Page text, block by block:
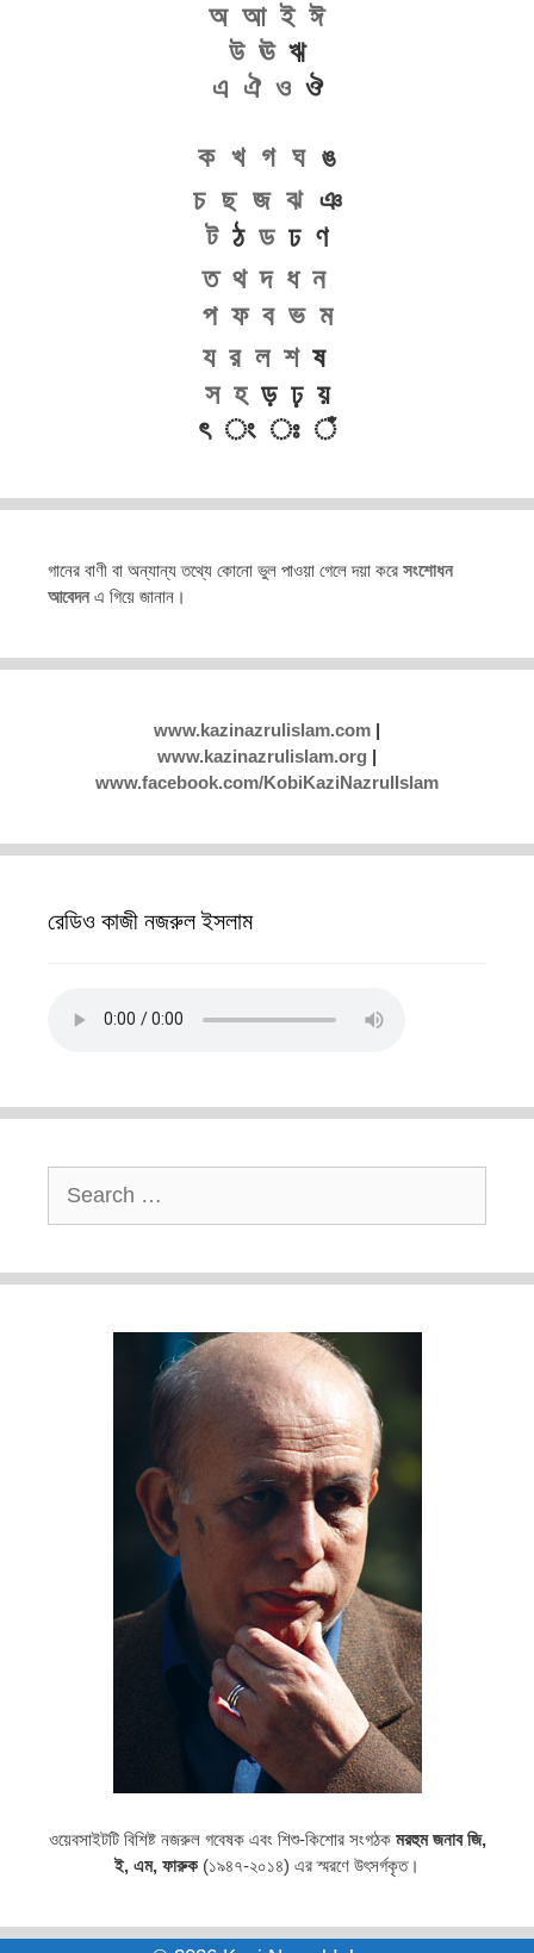
অ আ ই ঈ
উ ঊঋ
এ ঐ ওঔ
ক খ গ ঘঙ
চ ছ জ ঝঞ
টঠ ডঢ ণ
ত থ দ ধ ন
প ফ ব ভ ম
য র ল শষ
স হড় ঢ় য়
ৎ ং ঃ ঁ
গানের বাণী বা অন্যান্য তথ্যে কোনো ভুল পাওয়া গেলে দয়া করে সংশোধন
আবেদনএ গিয়ে জানান।
www.kazinazrulislam.com |
www.kazinazrulislam.org |
www.facebook.com/KobiKaziNazrulIslam
রেডিও কাজী নজরুল ইসলাম
for:
ওয়েবসাইটটি বিশিষ্ট নজরুল গবেষক এবং শিশু-কিশোর সংগঠকমরহুম জনাব জি,
ই, এম, ফারুক (১৯৪৭-২০১৪) এর স্মরণে উৎসর্গকৃত।